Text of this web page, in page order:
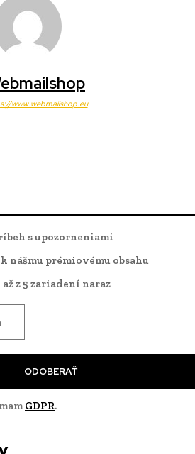
www.webmailshop.eu
s upozorneniami
nášmu prémiovému obsahu
z 5 zariadení naraz
ODOBERAŤ
GDPR.